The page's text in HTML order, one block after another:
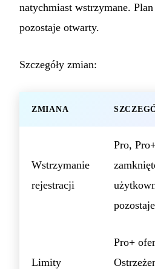
natychmiast wstrzymane.
pozostaje otwarty.
Szczegóły zmian:
ZMIANA
Wstrzymanie
rejestracji
Pro,
Limity
Pro+